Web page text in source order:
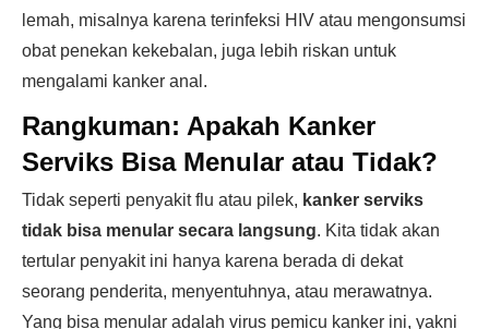
lemah, misalnya karena terinfeksi HIV atau mengonsumsi
obat penekan kekebalan, juga lebih riskan untuk
mengalami kanker anal.
Rangkuman: Apakah Kanker
Serviks Bisa Menular atau Tidak?
Tidak seperti penyakit flu atau pilek, kanker serviks
tidak bisa menular secara langsung. Kita tidak akan
tertular penyakit ini hanya karena berada di dekat
seorang penderita, menyentuhnya, atau merawatnya.
Yang bisa menular adalah virus pemicu kanker ini, yakni